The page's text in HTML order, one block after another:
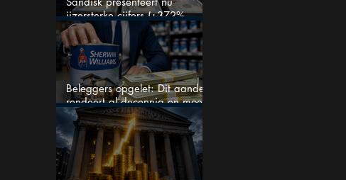
ijzersterke cijfers (+372%
omzetgroei), toch zakt het
aandeel weg
Beleggers opgelet: Dit aandeel
rendeert al decennia en moet
op je watchlist staan!